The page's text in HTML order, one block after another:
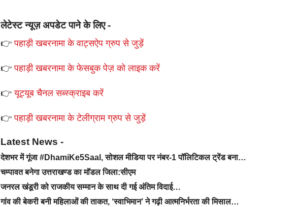
लेटेस्ट न्यूज़ अपडेट पाने के लिए -
👉पहाड़ी खबरनामा के वाट्सऐप ग्रुप से जुड़ें
👉पहाड़ी खबरनामा के फेसबुक पेज़ को लाइक करें
👉यूट्यूब चैनल सब्स्क्राइब करें
👉पहाड़ी खबरनामा के टेलीग्राम ग्रुप से जुड़ें
Latest News -
देशभर में गूंजा #DhamiKe5Saal, सोशल मीडिया पर नंबर-1 पॉलिटिकल ट्रेंड बना…
चम्पावत बनेगा उत्तराखण्ड का मॉडल जिला:सीएम
जनरल खंडूरी को राजकीय सम्मान के साथ दी गई अंतिम विदाई…
गांव की बेकरी बनी महिलाओं की ताकत, ‘स्वाभिमान’ ने गढ़ी आत्मनिर्भरता की मिसाल…